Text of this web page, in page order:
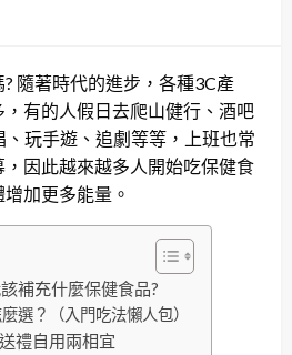
隨著時代的進步，各種3C產
有的人假日去爬山健行、酒吧
玩手遊、追劇等等，上班也常
因此越來越多人開始吃保健食
加更多能量。
補充什麼保健食品?
選？（入門吃法懶人包）
禮自用兩相宜